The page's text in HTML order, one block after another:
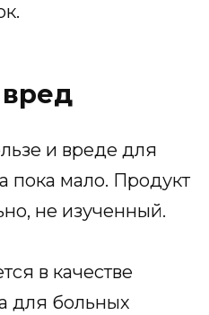
и вреде для
пока мало. Продукт
не изученный.
в качестве
для больных